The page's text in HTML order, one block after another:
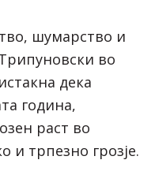
шумарство и
во
дека
година,
раст во
и трпезно грозје.